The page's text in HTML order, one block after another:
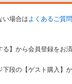
い場合はよくあるご質問
る】から会員登録をお
下段の【ゲスト購入】